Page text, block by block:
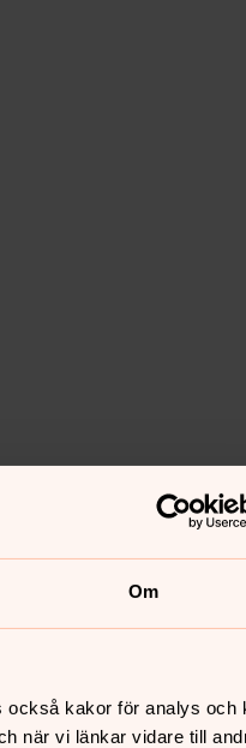
Om
också kakor för analys och
när vi länkar vidare till